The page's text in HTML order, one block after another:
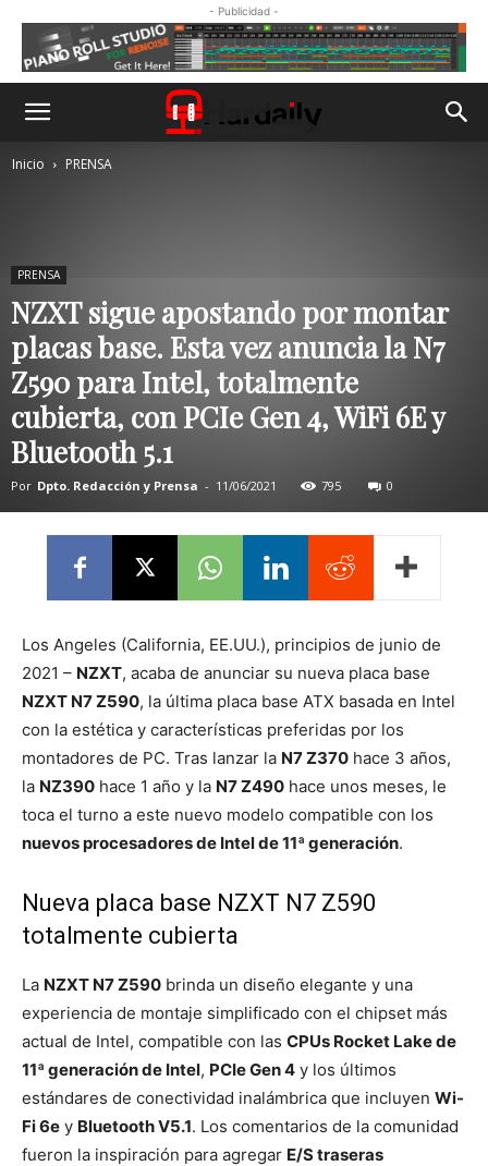
- Publicidad -
Inicio PRENSA
PRENSA
NZXT sigue apostando por montar
placas base. Esta vez anuncia la N7
Z590 para Intel, totalmente
cubierta, con PCIe Gen 4, WiFi 6E y
Bluetooth 5.1
Por Dpto. Redacción y Prensa - 11/06/2021 795 0
Los Angeles (California, EE.UU.), principios de junio de
2021 – NZXT, acaba de anunciar su nueva placa base
NZXT N7 Z590, la última placa base ATX basada en Intel
con la estética y características preferidas por los
montadores de PC. Tras lanzar la N7 Z370 hace 3 años,
la NZ390 hace 1 año y la N7 Z490 hace unos meses, le
toca el turno a este nuevo modelo compatible con los
nuevos procesadores de Intel de 11ª generación.
Nueva placa base NZXT N7 Z590
totalmente cubierta
La NZXT N7 Z590 brinda un diseño elegante y una
experiencia de montaje simplificado con el chipset más
actual de Intel, compatible con las CPUs Rocket Lake de
11ª generación de Intel, PCIe Gen 4 y los últimos
estándares de conectividad inalámbrica que incluyen Wi-
Fi 6e y Bluetooth V5.1. Los comentarios de la comunidad
fueron la inspiración para agregar E/S traseras